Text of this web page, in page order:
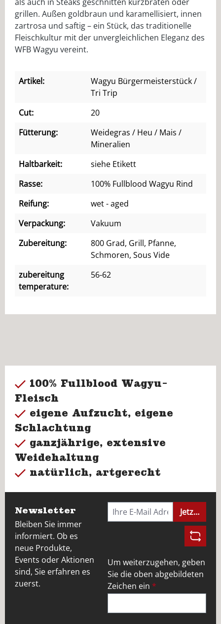
grillen. Außen goldbraun und karamellisiert, innen
zartrosa und saftig – ein Stück, das traditionelle
Fleischkultur mit der unvergleichlichen Eleganz des
WFB Wagyu vereint.
Artikel:
Wagyu Bürgermeisterstück /
Tri Trip
Cut:
20
Fütterung:
Weidegras / Heu / Mais /
Mineralien
Haltbarkeit:
siehe Etikett
Rasse:
100% Fullblood Wagyu Rind
Reifung:
wet - aged
Verpackung:
Vakuum
Zubereitung:
800 Grad, Grill, Pfanne,
Schmoren, Sous Vide
zubereitung
temperature:
56-62
100% Fullblood Wagyu-
Fleisch
eigene Aufzucht, eigene
Schlachtung
ganzjährige, extensive
Weidehaltung
natürlich, artgerecht
Newsletter
Bleiben Sie immer
informiert. Ob es
neue Produkte,
Events oder Aktionen
sind, Sie erfahren es
zuerst.
Jetzt
Um weiterzugehen, geben
Sie die oben abgebildeten
Zeichen ein *